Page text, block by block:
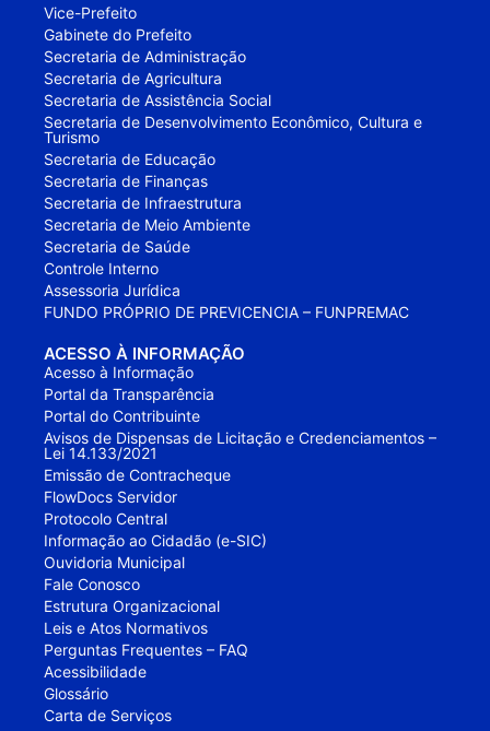
Vice-Prefeito
Gabinete do Prefeito
Secretaria de Administração
Secretaria de Agricultura
Secretaria de Assistência Social
Secretaria de Desenvolvimento Econômico, Cultura e
Turismo
Secretaria de Educação
Secretaria de Finanças
Secretaria de Infraestrutura
Secretaria de Meio Ambiente
Secretaria de Saúde
Controle Interno
Assessoria Jurídica
FUNDO PRÓPRIO DE PREVICENCIA – FUNPREMAC
ACESSO À INFORMAÇÃO
Acesso à Informação
Portal da Transparência
Portal do Contribuinte
Avisos de Dispensas de Licitação e Credenciamentos –
Lei 14.133/2021
Emissão de Contracheque
FlowDocs Servidor
Protocolo Central
Informação ao Cidadão (e-SIC)
Ouvidoria Municipal
Fale Conosco
Estrutura Organizacional
Leis e Atos Normativos
Perguntas Frequentes – FAQ
Acessibilidade
Glossário
Carta de Serviços